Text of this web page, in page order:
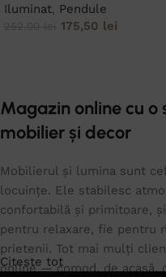
Iluminat, Pendule
175,50 lei
Magazin online cu
mobilier și decor
Mobilierul și lumina sunt
locuințe. Ele stabilesc
confortabilă și primitoare,
pentru relaxare, fie pentru
prietenii. Tot mai mulți
online — comod, de acasă,
Citeste tot